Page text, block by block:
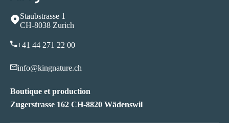
Staubstrasse 1
CH-8038 Zurich
+41 44 271 22 00
info@kingnature.ch
Boutique et production
Zugerstrasse 162 CH-8820 Wädenswil